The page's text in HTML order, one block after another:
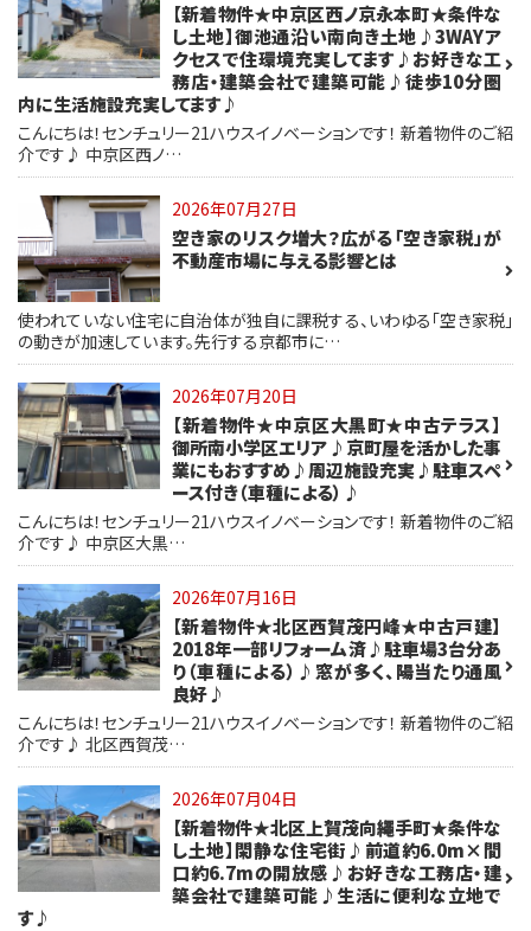
【新着物件★中京区西ノ京永本町★条件な
し土地】御池通沿い南向き土地♪3WAYア
クセスで住環境充実してます♪お好きな工
務店・建築会社で建築可能♪徒歩10分圏
内に生活施設充実してます♪
こんにちは！センチュリー21ハウスイノベーションです！ 新着物件のご紹
介です♪ 中京区西ノ…
2026年07月27日
空き家のリスク増大？広がる「空き家税」が
不動産市場に与える影響とは
使われていない住宅に自治体が独自に課税する、いわゆる「空き家税」
の動きが加速しています。先行する京都市に…
2026年07月20日
【新着物件★中京区大黒町★中古テラス】
御所南小学区エリア♪京町屋を活かした事
業にもおすすめ♪周辺施設充実♪駐車スペ
ース付き（車種による）♪
こんにちは！センチュリー21ハウスイノベーションです！ 新着物件のご紹
介です♪ 中京区大黒…
2026年07月16日
【新着物件★北区西賀茂円峰★中古戸建】
2018年一部リフォーム済♪駐車場3台分あ
り（車種による）♪窓が多く、陽当たり通風
良好♪
こんにちは！センチュリー21ハウスイノベーションです！ 新着物件のご紹
介です♪ 北区西賀茂…
2026年07月04日
【新着物件★北区上賀茂向繩手町★条件な
し土地】閑静な住宅街♪前道約6.0m×間
口約6.7mの開放感♪お好きな工務店・建
築会社で建築可能♪生活に便利な立地で
す♪